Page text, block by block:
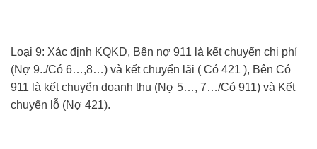
Loại 9: Xác định KQKD, Bên nợ 911 là kết chuyển chi phí
(Nợ 9../Có 6…,8…) và kết chuyển lãi ( Có 421 ), Bên Có
911 là kết chuyển doanh thu (Nợ 5…, 7…/Có 911) và Kết
chuyển lỗ (Nợ 421).